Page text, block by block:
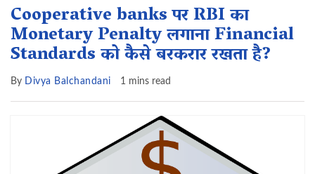
Cooperative banks पर RBI का
Monetary Penalty लगाना Financial
Standards को कैसे बरकरार रखता है?
By Divya Balchandani 1 mins read